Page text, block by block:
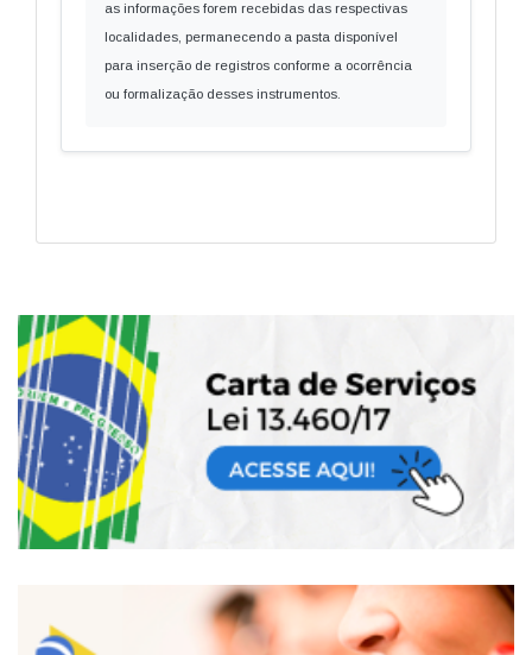
as informações forem recebidas das respectivas
localidades, permanecendo a pasta disponível
para inserção de registros conforme a ocorrência
ou formalização desses instrumentos.